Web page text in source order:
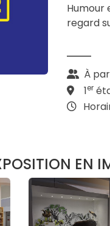
Humour
regard
À
1er
EN